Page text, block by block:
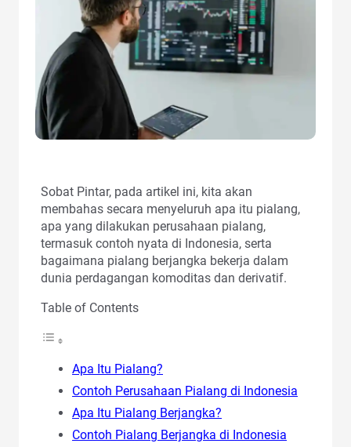
Sobat Pintar, pada artikel ini, kita akan
membahas secara menyeluruh apa itu pialang,
apa yang dilakukan perusahaan pialang,
termasuk contoh nyata di Indonesia, serta
bagaimana pialang berjangka bekerja dalam
dunia perdagangan komoditas dan derivatif.
Table of Contents
Apa Itu Pialang?
Contoh Perusahaan Pialang di Indonesia
Apa Itu Pialang Berjangka?
Contoh Pialang Berjangka di Indonesia